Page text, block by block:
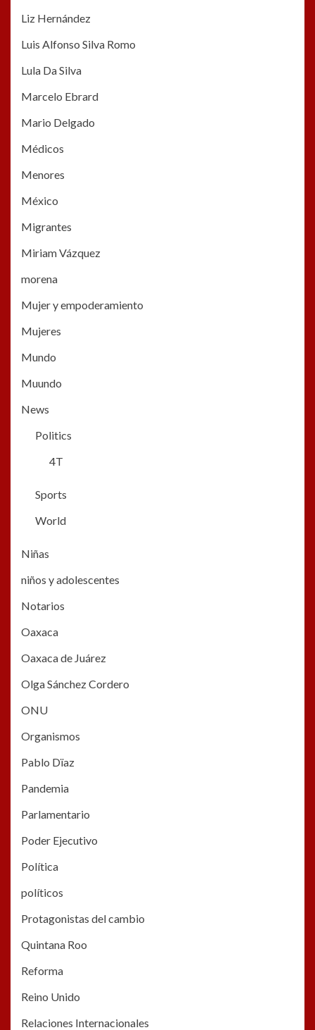
Liz Hernández
Luis Alfonso Silva Romo
Lula Da Silva
Marcelo Ebrard
Mario Delgado
Médicos
Menores
México
Migrantes
Miriam Vázquez
morena
Mujer y empoderamiento
Mujeres
Mundo
Muundo
News
Politics
4T
Sports
World
Niñas
niños y adolescentes
Notarios
Oaxaca
Oaxaca de Juárez
Olga Sánchez Cordero
ONU
Organismos
Pablo Dïaz
Pandemia
Parlamentario
Poder Ejecutivo
Política
políticos
Protagonistas del cambio
Quintana Roo
Reforma
Reino Unido
Relaciones Internacionales